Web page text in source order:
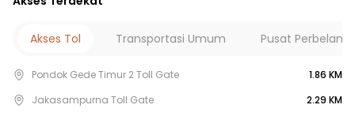
Akses Tol Transportasi Umum Pusat
Pondok Gede Timur 2 Toll Gate
1.86 KM
Jakasampurna Toll Gate
2.29 KM